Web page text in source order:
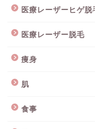
医療レーザーヒゲ脱
医療レーザー脱毛
痩身
肌
食事